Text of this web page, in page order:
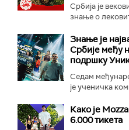
Србија је
знање о
Знање је
Србије међу
подршку
Седам
је ученичка
Како је
6.000 тикета